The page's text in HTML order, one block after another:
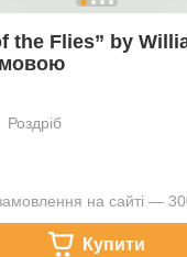
the Flies” by
мовою
Роздріб
на сайті —
Купити